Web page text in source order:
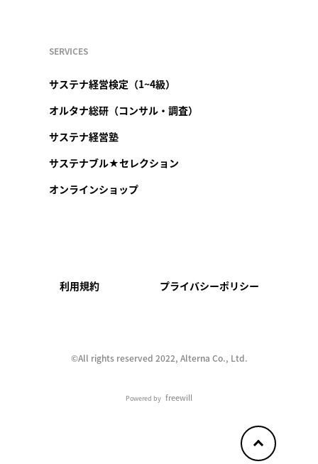
SERVICES
サステナ経営検定（1~4級）
オルタナ総研（コンサル・調査）
サステナ経営塾
サステナブル★セレクション
オンラインショップ
利用規約 プライバシーポリシー
©︎All rights reserved 2022, Alterna Co., Ltd.
Powered by freewill